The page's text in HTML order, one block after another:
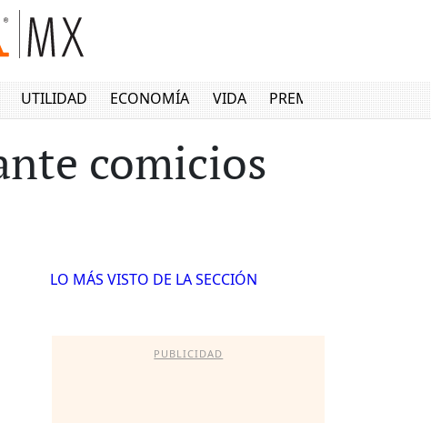
UTILIDAD ECONOMÍA VIDA PREMIUM
comicios
LO MÁS VISTO DE LA SECCIÓN
PUBLICIDAD